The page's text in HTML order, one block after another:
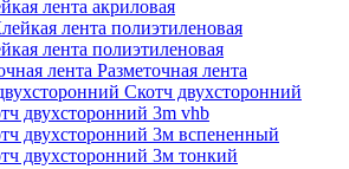
лента акриловая
лента полиэтиленовая
Разметочная лента
Скотч двухсторонний
двухсторонний 3m vhb
двухсторонний 3м вспененный
двухсторонний 3м тонкий